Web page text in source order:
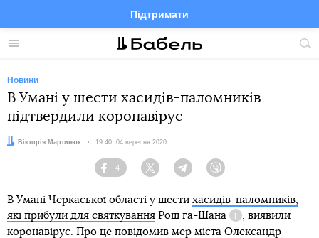
Меню
Підтримати
FacebookTelegramTwitter
Новини
В Умані у шести хасидів-паломників
підтвердили коронавірус
Автор:Вікторія Мартинюк Дата:
19:40, 04 вересня 2020
Facebook
4
Twitter TelegramViber
В Умані Черкаської області у шести хасидів-паломників,
які прибули для святкування Рош га-Шана
Довідка
, виявили
коронавірус. Про це повідомив мер міста Олександр